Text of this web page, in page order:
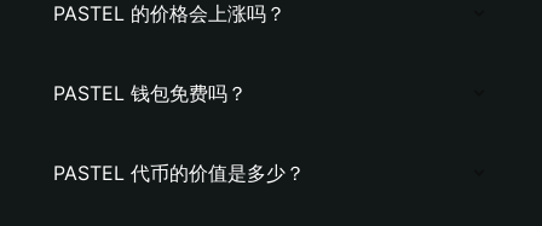
PASTEL 的价格会上涨吗？
PASTEL 钱包免费吗？
PASTEL 代币的价值是多少？